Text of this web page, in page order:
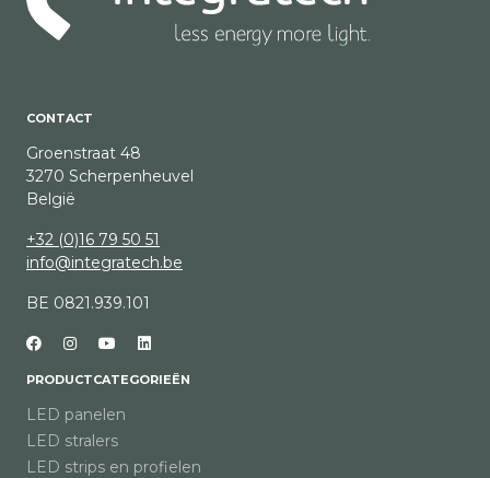
CONTACT
Groenstraat 48
3270 Scherpenheuvel
België
+32 (0)16 79 50 51
info@integratech.be
BE 0821.939.101
PRODUCTCATEGORIEËN
LED panelen
LED stralers
LED strips en profielen